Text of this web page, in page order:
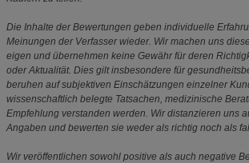
Die Inhalte der Bewertungen geben individuelle
Meinungen der Verfasser wieder. Wir machen uns
eigen und übernehmen keine Gewähr für deren
oder Aktualität. Dies gilt insbesondere für
beruhen auf subjektiven Einschätzungen einzelner
wissenschaftlich belegte Tatsachen, medizinische
Empfehlung verstanden werden. Wir distanzieren uns
Angaben und bewerten sie weder als richtig noch als
Wir veröffentlichen sowohl positive als auch negative